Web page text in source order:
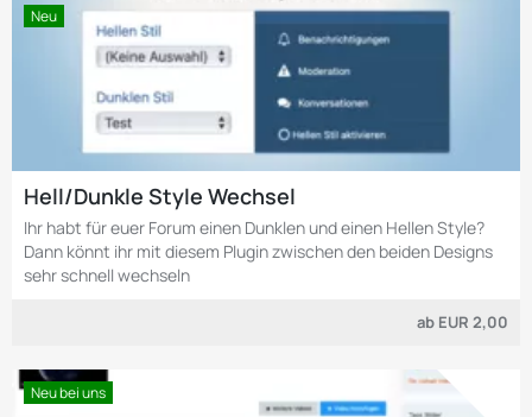
Neu
Hell/Dunkle Style Wechsel
Ihr habt für euer Forum einen Dunklen und einen Hellen Style?
Dann könnt ihr mit diesem Plugin zwischen den beiden Designs
sehr schnell wechseln
ab EUR 2,00
Neu bei uns